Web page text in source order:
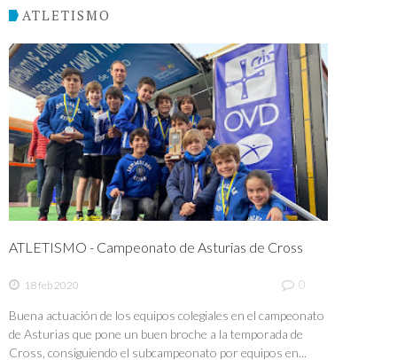
ATLETISMO
ATLETISMO - Campeonato de Asturias de Cross
18 feb 2020 0
Buena actuación de los equipos colegiales en el campeonato
de Asturias que pone un buen broche a la temporada de
Cross, consiguiendo el subcampeonato por equipos en...